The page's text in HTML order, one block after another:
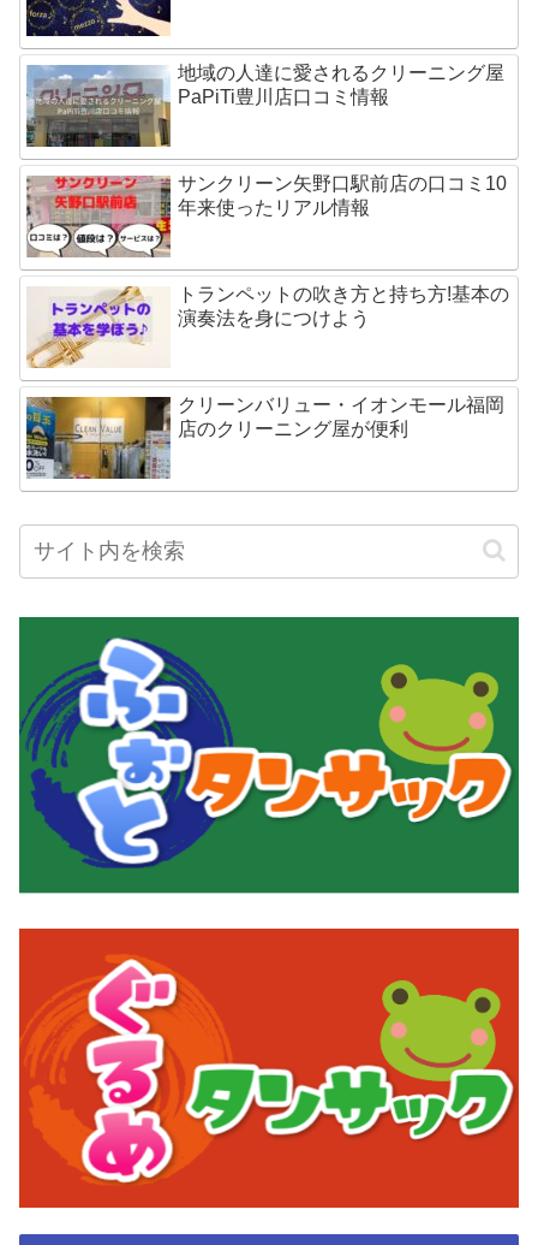
地域の人達に愛されるクリーニング屋
PaPiTi豊川店口コミ情報
サンクリーン矢野口駅前店の口コミ10
年来使ったリアル情報
トランペットの吹き方と持ち方!基本の
演奏法を身につけよう
クリーンバリュー・イオンモール福岡
店のクリーニング屋が便利